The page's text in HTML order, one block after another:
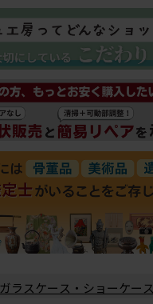
ガラスケース・ショーケース